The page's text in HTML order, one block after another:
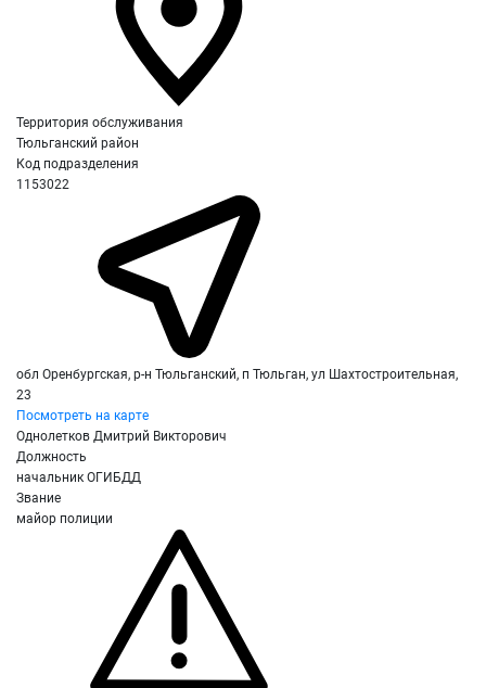
Территория обслуживания
Тюльганский район
Код подразделения
1153022
обл Оренбургская, р-н Тюльганский, п Тюльган, ул Шахтостроительная,
23
Посмотреть на карте
Однолетков Дмитрий Викторович
Должность
начальник ОГИБДД
Звание
майор полиции